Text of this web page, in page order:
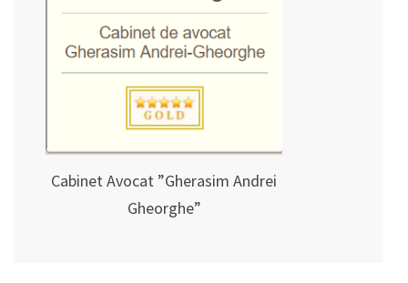
Cabinet Avocat ”Gherasim Andrei
Gheorghe”